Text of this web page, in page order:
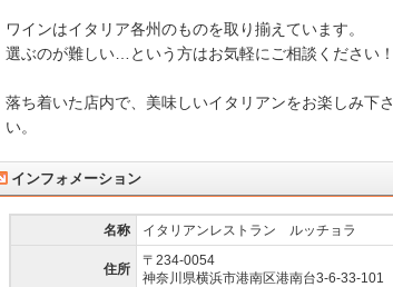
ワインはイタリア各州のものを取り揃えています。
選ぶのが難しい…という方はお気軽にご相談ください！
落ち着いた店内で、美味しいイタリアンをお楽しみ下さ
い。
インフォメーション
名称 イタリアンレストラン ルッチョラ
住所
〒234-0054
神奈川県横浜市港南区港南台3-6-33-101